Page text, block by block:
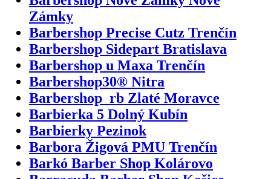
Zámky
Barbershop Precise Cutz Trenčín
Barbershop Sidepart Bratislava
Barbershop u Maxa Trenčín
Barbershop30® Nitra
Barbershop_rb Zlaté Moravce
Barbierka 5 Dolný Kubín
Barbierky Pezinok
Barbora Žigová PMU Trenčín
Barkó Barber Shop Kolárovo